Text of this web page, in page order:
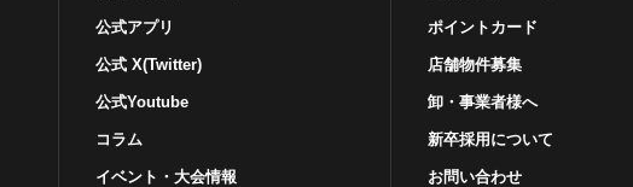
公式アプリ
公式 X(Twitter)
公式Youtube
コラム
イベント・⼤会情報
ポイントカード
店舗物件募集
卸・事業者様へ
新卒採用について
お問い合わせ